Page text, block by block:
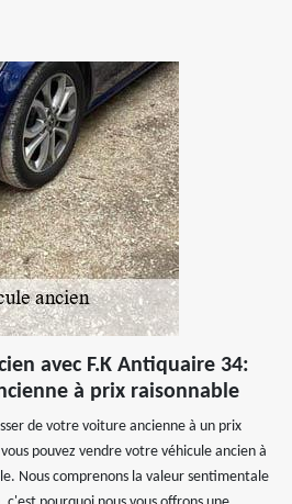
avec F.K Antiquaire 34:
à prix raisonnable
de votre voiture ancienne à un prix
pouvez vendre votre véhicule ancien à
Nous comprenons la valeur sentimentale